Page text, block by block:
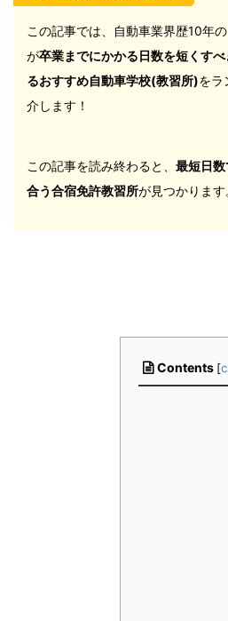
この記事では、自動車業界歴10年
が卒業までにかかる日数を短くすべ
るおすすめ自動車学校(教習所)をラ
介します！
この記事を読み終わると、 最短日
合う合宿免許教習所が見つかります
Contents [